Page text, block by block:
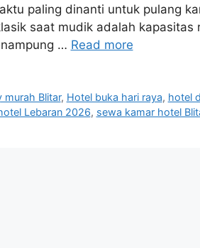
paling dinanti untuk pulang
saat mudik adalah kapasitas
… Read more
murah Blitar, Hotel buka hari raya, hotel
Lebaran 2026, sewa kamar hotel